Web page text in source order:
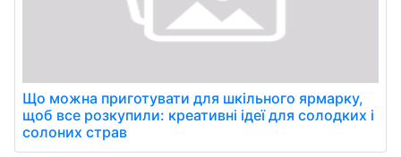
Що можна приготувати для шкільного ярмарку,
щоб все розкупили: креативні ідеї для солодких і
солоних страв